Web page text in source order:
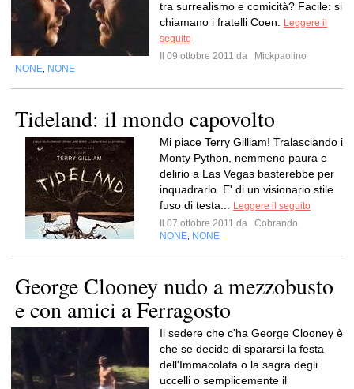
tra surrealismo e comicità? Facile: si
chiamano i fratelli Coen.
Leggere il
seguito
Il 09 ottobre 2011 da
Mickpaolino
NONE NONE
Tideland: il mondo capovolto
Mi piace Terry Gilliam! Tralasciando i
Monty Python, nemmeno paura e
delirio a Las Vegas basterebbe per
inquadrarlo. E' di un visionario stile
fuso di testa...
Leggere il seguito
Il 07 ottobre 2011 da
Cobrando
NONE NONE
George Clooney nudo a mezzobusto
e con amici a Ferragosto
Il sedere che c'ha George Clooney è
che se decide di spararsi la festa
dell'Immacolata o la sagra degli
uccelli o semplicemente il